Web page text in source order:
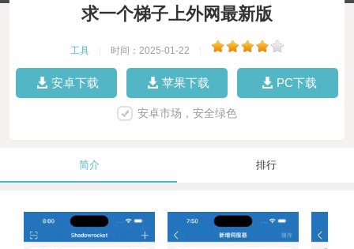
求一个梯子上外网最新版
工具 时间：2025-01-22
安卓下载 苹果下载 PC下载
安卓市场，安全绿色
简介 排行